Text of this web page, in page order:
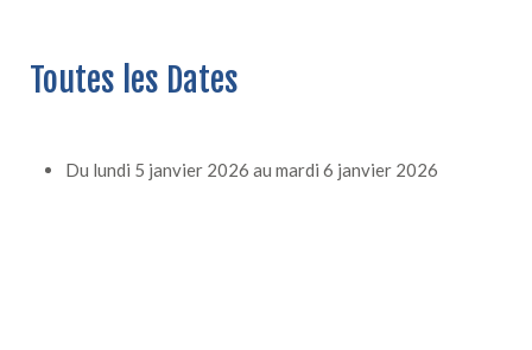
Toutes les Dates
Du lundi 5 janvier 2026 au mardi 6 janvier 2026